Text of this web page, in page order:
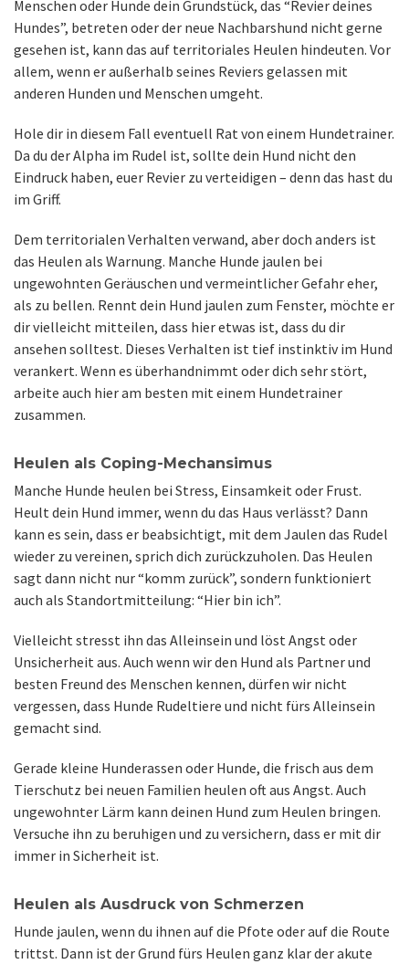
Menschen oder Hunde dein Grundstück, das “Revier deines
Hundes”, betreten oder der neue Nachbarshund nicht gerne
gesehen ist, kann das auf territoriales Heulen hindeuten. Vor
allem, wenn er außerhalb seines Reviers gelassen mit
anderen Hunden und Menschen umgeht.
Hole dir in diesem Fall eventuell Rat von einem Hundetrainer.
Da du der Alpha im Rudel ist, sollte dein Hund nicht den
Eindruck haben, euer Revier zu verteidigen – denn das hast du
im Griff.
Dem territorialen Verhalten verwand, aber doch anders ist
das Heulen als Warnung. Manche Hunde jaulen bei
ungewohnten Geräuschen und vermeintlicher Gefahr eher,
als zu bellen. Rennt dein Hund jaulen zum Fenster, möchte er
dir vielleicht mitteilen, dass hier etwas ist, dass du dir
ansehen solltest. Dieses Verhalten ist tief instinktiv im Hund
verankert. Wenn es überhandnimmt oder dich sehr stört,
arbeite auch hier am besten mit einem Hundetrainer
zusammen.
Heulen als Coping-Mechansimus
Manche Hunde heulen bei Stress, Einsamkeit oder Frust.
Heult dein Hund immer, wenn du das Haus verlässt? Dann
kann es sein, dass er beabsichtigt, mit dem Jaulen das Rudel
wieder zu vereinen, sprich dich zurückzuholen. Das Heulen
sagt dann nicht nur “komm zurück”, sondern funktioniert
auch als Standortmitteilung: “Hier bin ich”.
Vielleicht stresst ihn das Alleinsein und löst Angst oder
Unsicherheit aus. Auch wenn wir den Hund als Partner und
besten Freund des Menschen kennen, dürfen wir nicht
vergessen, dass Hunde Rudeltiere und nicht fürs Alleinsein
gemacht sind.
Gerade kleine Hunderassen oder Hunde, die frisch aus dem
Tierschutz bei neuen Familien heulen oft aus Angst. Auch
ungewohnter Lärm kann deinen Hund zum Heulen bringen.
Versuche ihn zu beruhigen und zu versichern, dass er mit dir
immer in Sicherheit ist.
Heulen als Ausdruck von Schmerzen
Hunde jaulen, wenn du ihnen auf die Pfote oder auf die Route
trittst. Dann ist der Grund fürs Heulen ganz klar der akute